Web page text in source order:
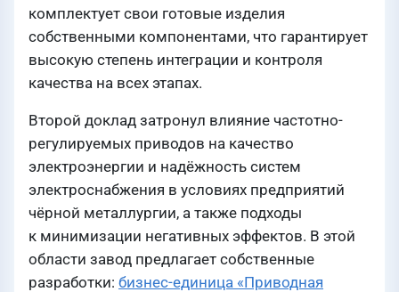
комплектует свои готовые изделия
собственными компонентами, что гарантирует
высокую степень интеграции и контроля
качества на всех этапах.
Второй доклад затронул влияние частотно-
регулируемых приводов на качество
электроэнергии и надёжность систем
электроснабжения в условиях предприятий
чёрной металлургии, а также подходы
к минимизации негативных эффектов. В этой
области завод предлагает собственные
разработки: бизнес-единица «Приводная